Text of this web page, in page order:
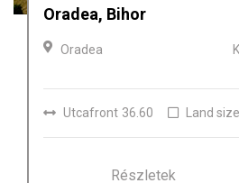
Textile in Dolj, Romania
Craiova